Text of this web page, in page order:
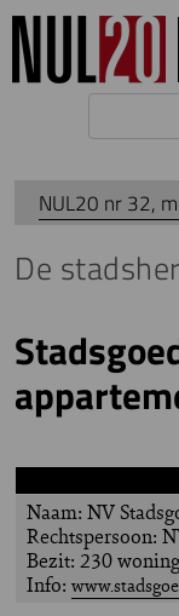
Overslaan en naar de
NUL20 nr 32,
De
Naam: NV
Rechtspersoon:
Bezit: 230
Info: